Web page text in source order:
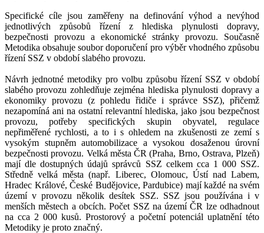
Specifické cíle jsou zaměřeny na definování výhod a nevýhod
jednotlivých způsobů řízení z hlediska plynulosti dopravy,
bezpečnosti provozu a ekonomické stránky provozu. Současně
Metodika obsahuje soubor doporučení pro výběr vhodného způsobu
řízení SSZ v období slabého provozu.
Návrh jednotné metodiky pro volbu způsobu řízení SSZ v období
slabého provozu zohledňuje zejména hlediska plynulosti dopravy a
ekonomiky provozu (z pohledu řidiče i správce SSZ), přičemž
nezapomíná ani na ostatní relevantní hlediska, jako jsou bezpečnost
provozu, potřeby specifických skupin obyvatel, regulace
nepřiměřené rychlosti, a to i s ohledem na zkušenosti ze zemí s
vysokým stupněm automobilizace a vysokou dosaženou úrovní
bezpečnosti provozu. Velká města ČR (Praha, Brno, Ostrava, Plzeň)
mají dle dostupných údajů správců SSZ celkem cca 1 000 SSZ.
Středně velká města (např. Liberec, Olomouc, Ústí nad Labem,
Hradec Králové, České Budějovice, Pardubice) mají každé na svém
území v provozu několik desítek SSZ. SSZ jsou používána i v
menších městech a obcích. Počet SSZ na území ČR lze odhadnout
na cca 2 000 kusů. Prostorový a početní potenciál uplatnění této
Metodiky je proto značný.